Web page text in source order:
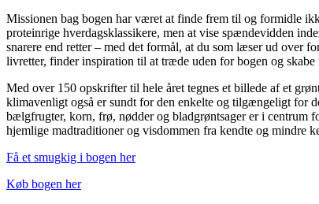
Missionen bag bogen har været at finde frem til og formidle
proteinrige hverdagsklassikere, men at vise spændevidden
snarere end retter – med det formål, at du som læser ud over
livretter, finder inspiration til at træde uden for bogen og skabe
Med over 150 opskrifter til hele året tegnes et billede af et
klimavenligt også er sundt for den enkelte og tilgængeligt for
bælgfrugter, korn, frø, nødder og bladgrøntsager er i centrum
hjemlige madtraditioner og visdommen fra kendte og mindre
Få et smugkig i bogen her
Køb bogen her